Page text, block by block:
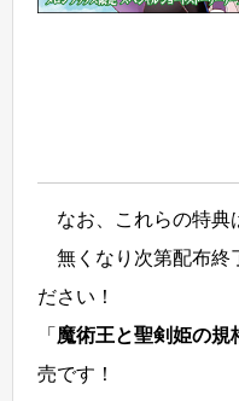
なお、これらの特典
無くなり次第配布終
ださい！
「 魔術王と聖剣姫の規
売です！